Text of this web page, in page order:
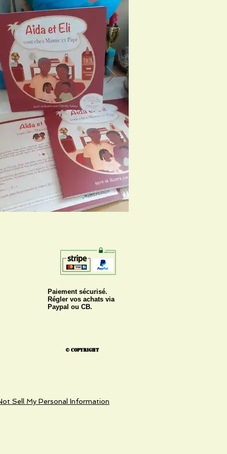
Paiement sécurisé.
Régler vos achats via
Paypal ou CB.
© Copyright
Sell My Personal Information